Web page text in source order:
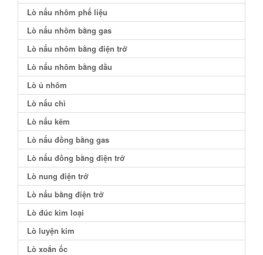
Lò nấu nhôm phế liệu
Lò nấu nhôm bằng gas
Lò nấu nhôm bằng điện trở
Lò nấu nhôm bằng dầu
Lò ủ nhôm
Lò nấu chì
Lò nấu kẽm
Lò nấu đồng bằng gas
Lò nấu đồng bằng điện trở
Lò nung điện trở
Lò nấu bằng điện trở
Lò đúc kim loại
Lò luyện kim
Lò xoắn ốc